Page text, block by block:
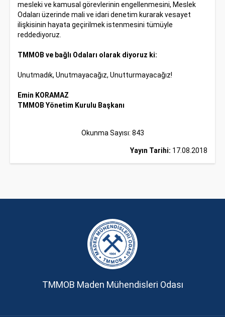
mesleki ve kamusal görevlerinin engellenmesini, Meslek
Odaları üzerinde mali ve idari denetim kurarak vesayet
ilişkisinin hayata geçirilmek istenmesini tümüyle
reddediyoruz.
TMMOB ve bağlı Odaları olarak diyoruz ki:
Unutmadık, Unutmayacağız, Unutturmayacağız!
Emin KORAMAZ
TMMOB Yönetim Kurulu Başkanı
Okunma Sayısı: 843
Yayın Tarihi: 17.08.2018
TMMOB Maden Mühendisleri Odası